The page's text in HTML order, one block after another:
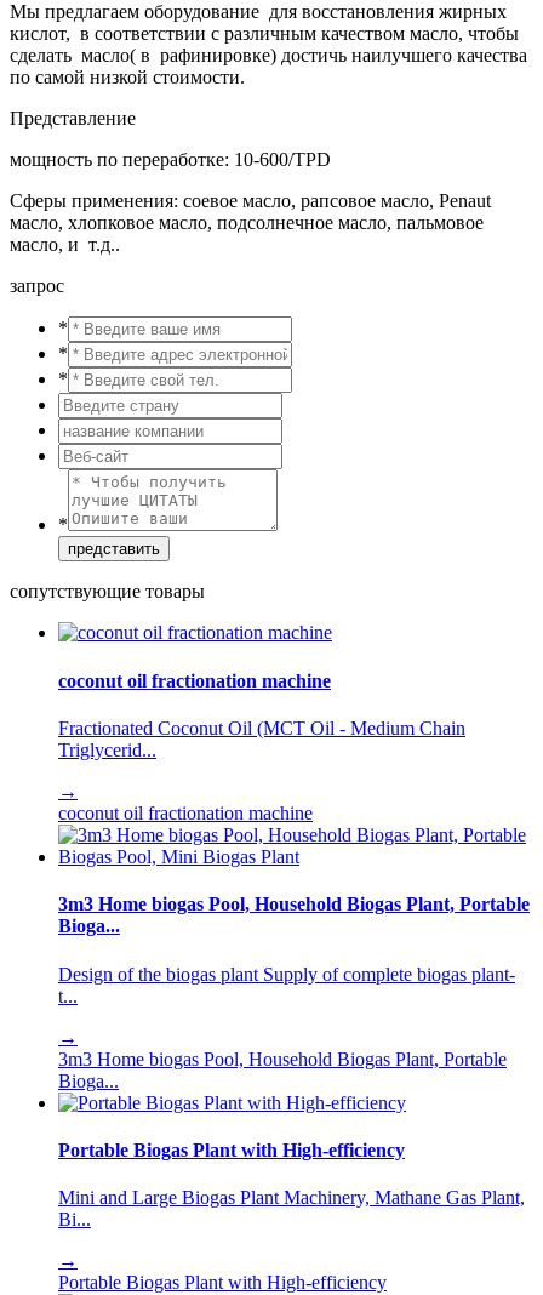
Мы предлагаем оборудование для восстановления жирных
кислот, в соответствии с различным качеством масло, чтобы
сделать масло( в рафинировке) достичь наилучшего качества
по самой низкой стоимости.
Представление
мощность по переработке: 10-600/TPD
Сферы применения: соевое масло, рапсовое масло, Penaut
масло, хлопковое масло, подсолнечное масло, пальмовое
масло, и т.д..
запрос
*
*
*
*
сопутствующие товары
coconut oil fractionation machine
Fractionated Coconut Oil (MCT Oil - Medium Chain
Triglycerid...
→
coconut oil fractionation machine
3m3 Home biogas Pool, Household Biogas Plant, Portable
Bioga...
Design of the biogas plant Supply of complete biogas plant-
t...
→
3m3 Home biogas Pool, Household Biogas Plant, Portable
Bioga...
Portable Biogas Plant with High-efficiency
Mini and Large Biogas Plant Machinery, Mathane Gas Plant,
Bi...
→
Portable Biogas Plant with High-efficiency